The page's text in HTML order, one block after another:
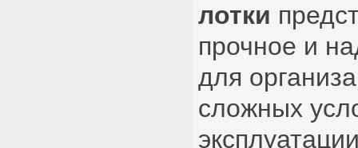
лотки
прочное и
для
сложных